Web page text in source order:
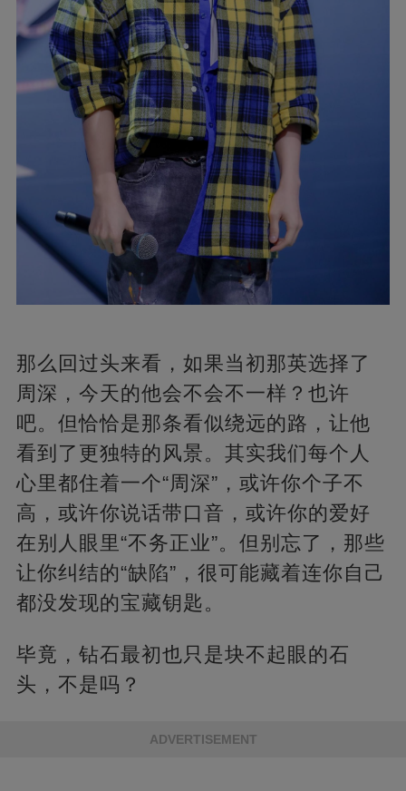
那么回过头来看，如果当初那英选择了
周深，今天的他会不会不一样？也许
吧。但恰恰是那条看似绕远的路，让他
看到了更独特的风景。其实我们每个人
心里都住着一个“周深”，或许你个子不
高，或许你说话带口音，或许你的爱好
在别人眼里“不务正业”。但别忘了，那些
让你纠结的“缺陷”，很可能藏着连你自己
都没发现的宝藏钥匙。
毕竟，钻石最初也只是块不起眼的石
头，不是吗？
ADVERTISEMENT